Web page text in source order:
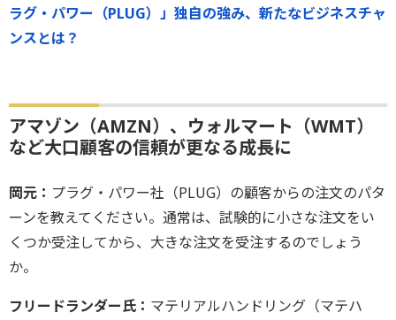
ラグ・パワー（PLUG）」独自の強み、新たなビジネスチャ
ンスとは？
アマゾン（AMZN）、ウォルマート（WMT）
など大口顧客の信頼が更なる成長に
岡元： プラグ・パワー社（PLUG）の顧客からの注文のパタ
ーンを教えてください。通常は、試験的に小さな注文をい
くつか受注してから、大きな注文を受注するのでしょう
か。
フリードランダー氏： マテリアルハンドリング（マテハ